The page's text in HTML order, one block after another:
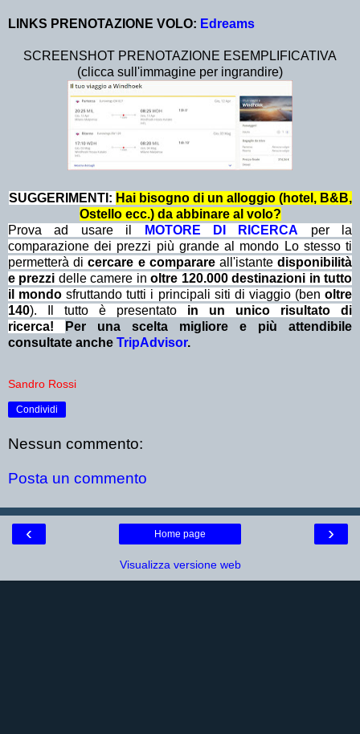
LINKS PRENOTAZIONE VOLO: Edreams
SCREENSHOT PRENOTAZIONE ESEMPLIFICATIVA
(clicca sull'immagine per ingrandire)
SUGGERIMENTI: Hai bisogno di un alloggio (hotel, B&B,
Ostello ecc.) da abbinare al volo?
Prova ad usare il
MOTORE DI RICERCA
per la
comparazione dei prezzi più grande al mondo Lo stesso ti
permetterà dicercare e comparare all'istantedisponibilità
e prezzi delle camere inoltre 120.000 destinazioni in tutto
il mondo sfruttando tutti i principali siti di viaggio (benoltre
140). Il tutto è presentato in un unico risultato di
ricerca!
Per una scelta migliore e più attendibile
consultate anche TripAdvisor.
Sandro Rossi
Condividi
Nessun commento:
Posta un commento
‹ ›
Home page
Visualizza versione web